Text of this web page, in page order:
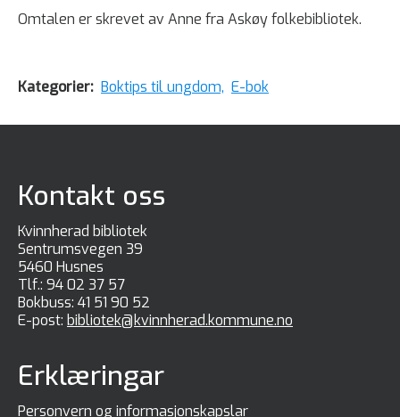
Omtalen er skrevet av Anne fra Askøy folkebibliotek.
Kategorier: Boktips til ungdom, E-bok
Kontakt oss
Kvinnherad bibliotek
Sentrumsvegen 39
5460 Husnes
Tlf.: 94 02 37 57
Bokbuss: 41 51 90 52
E-post: bibliotek@kvinnherad.kommune.no
Erklæringar
Personvern og informasjonskapslar